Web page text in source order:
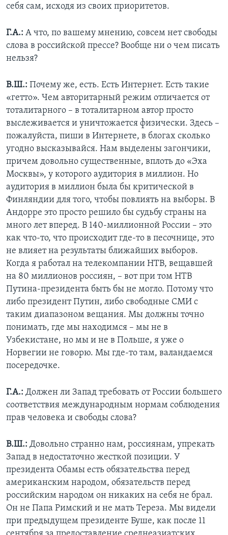
себя сам, исходя из своих приоритетов.
Г.А.: А что, по вашему мнению, совсем нет свободы
слова в российской прессе? Вообще ни о чем писать
нельзя?
В.Ш.: Почему же, есть. Есть Интернет. Есть такие
«гетто». Чем авторитарный режим отличается от
тоталитарного – в тоталитарном автор просто
выслеживается и уничтожается физически. Здесь –
пожалуйста, пиши в Интернете, в блогах сколько
угодно высказывайся. Нам выделены загончики,
причем довольно существенные, вплоть до «Эха
Москвы», у которого аудитория в миллион. Но
аудитория в миллион была бы критической в
Финляндии для того, чтобы повлиять на выборы. В
Андорре это просто решило бы судьбу страны на
много лет вперед. В 140-миллионной России – это
как что-то, что происходит где-то в песочнице, это
не влияет на результаты ближайших выборов.
Когда я работал на телекомпании НТВ, вещавшей
на 80 миллионов россиян, – вот при том НТВ
Путина-президента быть бы не могло. Потому что
либо президент Путин, либо свободные СМИ с
таким диапазоном вещания. Мы должны точно
понимать, где мы находимся – мы не в
Узбекистане, но мы и не в Польше, я уже о
Норвегии не говорю. Мы где-то там, валандаемся
посередочке.
Г.А.: Должен ли Запад требовать от России большего
соответствия международным нормам соблюдения
прав человека и свободы слова?
В.Ш.: Довольно странно нам, россиянам, упрекать
Запад в недостаточно жесткой позиции. У
президента Обамы есть обязательства перед
американским народом, обязательств перед
российским народом он никаких на себя не брал.
Он не Папа Римский и не мать Тереза. Мы видели
при предыдущем президенте Буше, как после 11